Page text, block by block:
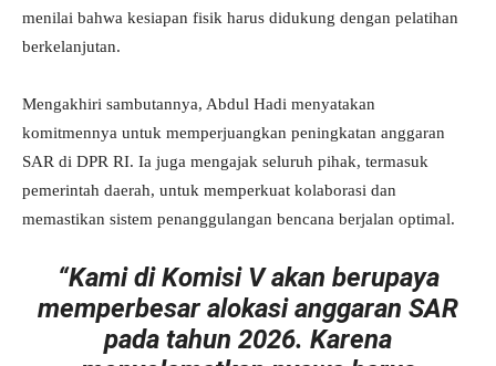
menilai bahwa kesiapan fisik harus didukung dengan pelatihan
berkelanjutan.
Mengakhiri sambutannya, Abdul Hadi menyatakan
komitmennya untuk memperjuangkan peningkatan anggaran
SAR di DPR RI. Ia juga mengajak seluruh pihak, termasuk
pemerintah daerah, untuk memperkuat kolaborasi dan
memastikan sistem penanggulangan bencana berjalan optimal.
“Kami di Komisi V akan berupaya
memperbesar alokasi anggaran SAR
pada tahun 2026. Karena